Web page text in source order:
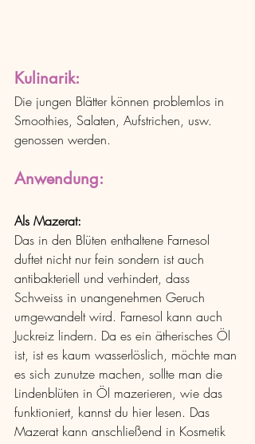
Kulinarik:
Die jungen Blätter können problemlos in
Smoothies, Salaten, Aufstrichen, usw.
genossen werden.
Anwendung:
Als Mazerat:
Das in den Blüten enthaltene Farnesol
duftet nicht nur fein sondern ist auch
antibakteriell und verhindert, dass
Schweiss in unangenehmen Geruch
umgewandelt wird. Farnesol kann auch
Juckreiz lindern. Da es ein ätherisches Öl
ist, ist es kaum wasserlöslich, möchte man
es sich zunutze machen, sollte man die
Lindenblüten in Öl mazerieren, wie das
funktioniert, kannst du hier lesen. Das
Mazerat kann anschließend in Kosmetik